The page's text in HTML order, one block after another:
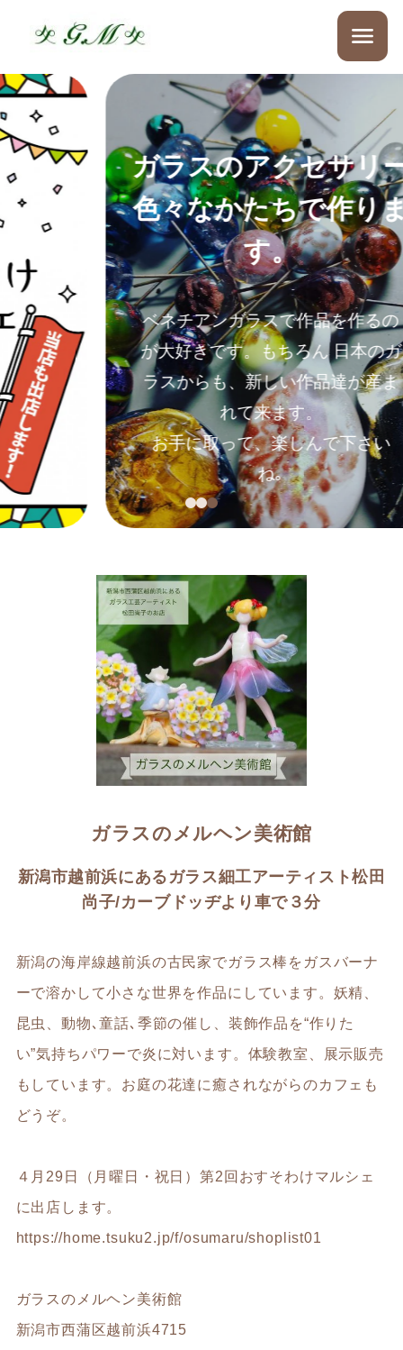
ガラスのアクセサリー
色々なかたちで作りま
す。
ベネチアンガラスで作品を作るの
が大好きです。もちろん 日本のガ
ラスからも、新しい作品達が産ま
れて来ます。
お手に取って、楽しんで下さい
ね｡
ガラスのメルヘン美術館
新潟市越前浜にあるガラス細工アーティスト松田
尚子/カーブドッヂより車で３分
新潟の海岸線越前浜の古民家でガラス棒をガスバーナ
ーで溶かして小さな世界を作品にしています。妖精、
昆虫、動物､童話､季節の催し、装飾作品を“作りた
い”気持ちパワーで炎に対います。体験教室、展示販売
もしています。お庭の花達に癒されながらのカフェも
どうぞ。
４月29日（月曜日・祝日）第2回おすそわけマルシェ
に出店します。
https://home.tsuku2.jp/f/osumaru/shoplist01
ガラスのメルヘン美術館
新潟市西蒲区越前浜4715